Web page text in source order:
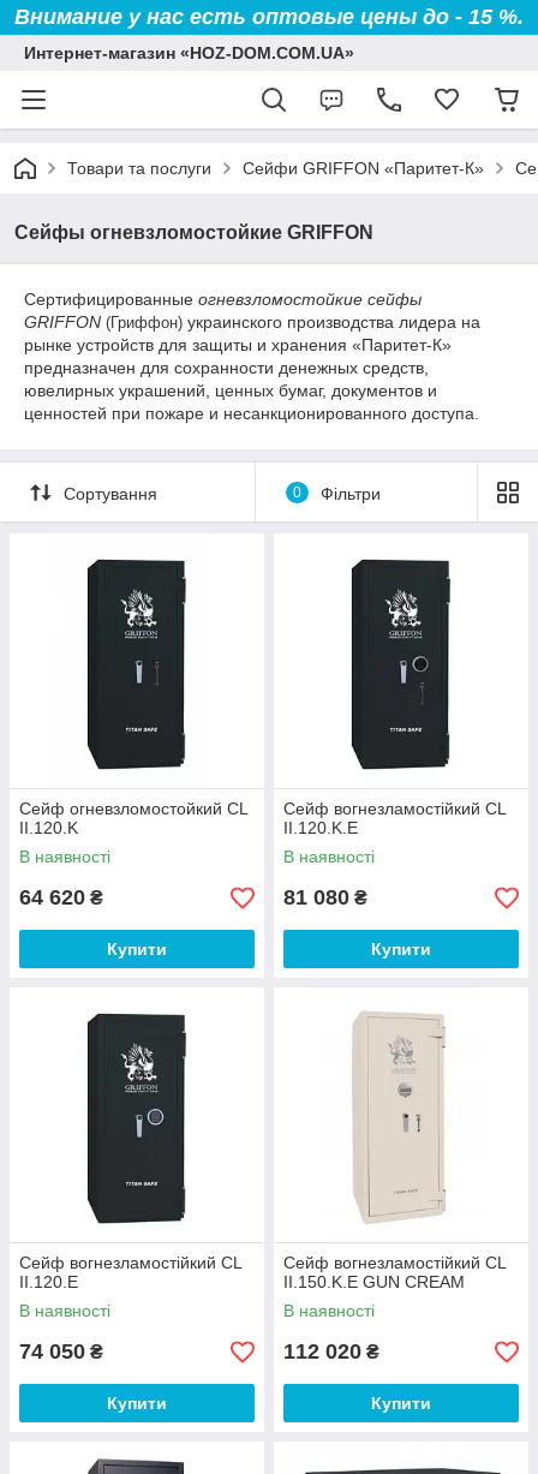
Внимание у нас есть оптовые цены до - 15 %.
Интернет-магазин «HOZ-DOM.COM.UA»
Товари та послуги Сейфи GRIFFON «Паритет-К»
Сейфы огневзломостойкие GRIFFON
Сертифицированные огневзломостойкие сейфы
GRIFFON (Гриффон) украинского производства лидера на
рынке устройств для защиты и хранения «Паритет-К»
предназначен для сохранности денежных средств,
ювелирных украшений, ценных бумаг, документов и
ценностей при пожаре и несанкционированного доступа.
Сортування 0 Фільтри
Сейф огневзломостойкий CL
II.120.K
В наявності
64 620 ₴
Купити
Сейф вогнезламостійкий CL
II.120.K.E
В наявності
81 080 ₴
Купити
Сейф вогнезламостійкий CL
II.120.E
В наявності
74 050 ₴
Купити
Сейф вогнезламостійкий CL
II.150.K.E GUN CREAM
В наявності
112 020 ₴
Купити